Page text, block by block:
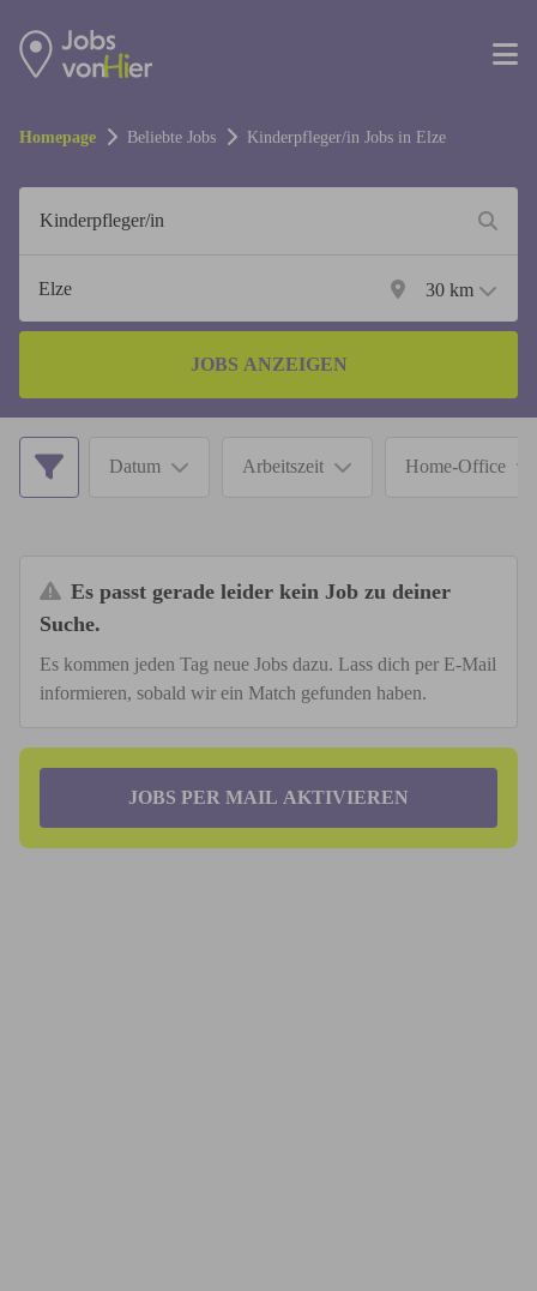
Homepage Beliebte Jobs Kinderpfleger/in Jobs in Elze
30 km
JOBS ANZEIGEN
Datum Arbeitszeit Home-Office
Es passt gerade leider kein Job zu deiner
Suche.
Es kommen jeden Tag neue Jobs dazu. Lass dich per E-Mail
informieren, sobald wir ein Match gefunden haben.
JOBS PER MAIL AKTIVIEREN